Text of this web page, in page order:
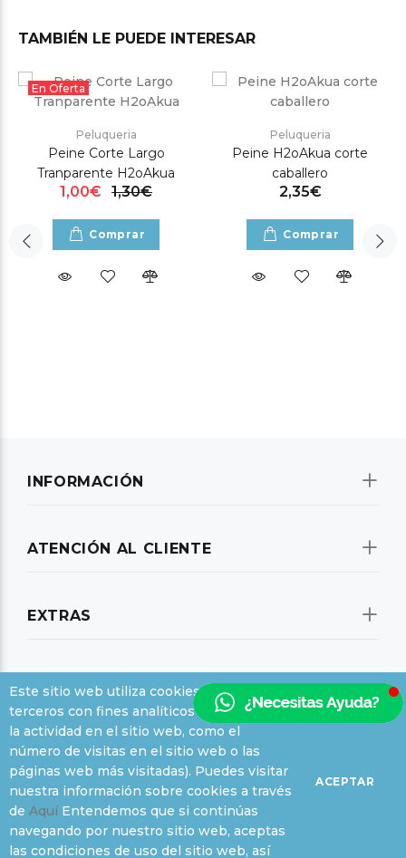
Este sitio web utiliza cookies propias y de
terceros con fines analíticos (medición de
la actividad en el sitio web, como el
número de visitas en el sitio web o las
páginas web más visitadas). Puedes visitar
nuestra información sobre cookies a través
de AquíEntendemos que si continúas
navegando por nuestro sitio web, aceptas
las condiciones de uso del sitio web, así
ACEPTAR
TAMBIÉN LE PUEDE INTERESAR
En Oferta
Peluqueria
Peine Corte Largo
Tranparente H2oAkua
1,00€ 1,30€
Comprar
Peluqueria
Peine H2oAkua corte
caballero
2,35€
Comprar
SUSCRIBIRSE A NUESTRAS OFERTAS
INFORMACIÓN
ATENCIÓN AL CLIENTE
EXTRAS
SU CUENTA
Ir arriba